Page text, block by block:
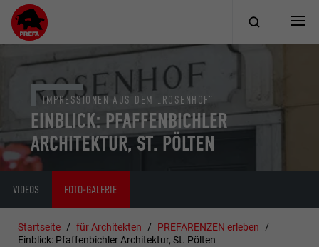
EINBLICK: PFAFFENBICHLER
ARCHITEKTUR, ST. PÖLTEN
IMPRESSIONEN AUS DEM „ROSENHOF“
VIDEOS FOTO-GALERIE
Startseite für Architekten
PREFARENZEN erleben
Einblick: Pfaffenbichler Architektur, St. Pölten